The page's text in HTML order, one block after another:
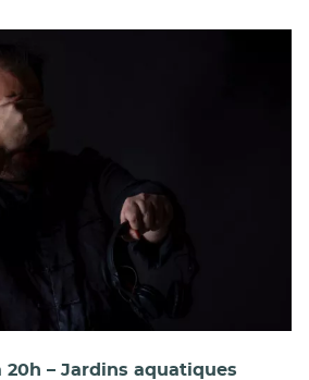
20h – Jardins aquatiques